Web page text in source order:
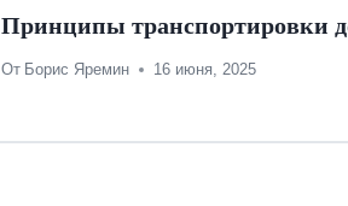
Принципы транспортировки
От Борис Яремин 16 июня, 2025